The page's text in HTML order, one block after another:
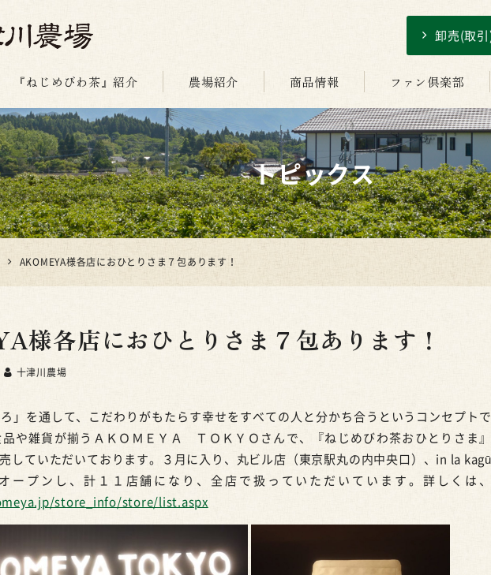
卸売(取
『ねじめびわ茶』紹介 農場紹介 商品情報 ファン倶楽部
トピックス
AKOMEYA様各店におひとりさま７包あります！
様各店におひとりさま７包あります！
十津川農場
ろ」を通して、こだわりがもたらす幸せをすべての人と分かち合うというコンセプトで
や雑貨が揃うＡＫＯＭＥＹＡ ＴＯＫＹＯさんで、『ねじめびわ茶おひとりさま』
売していただいております。３月に入り、丸ビル店（東京駅丸の内中央口）、in la kagū
ープンし、計１１店舗になり、全店で扱っていただいています。詳しくは、
store_info/store/list.aspx